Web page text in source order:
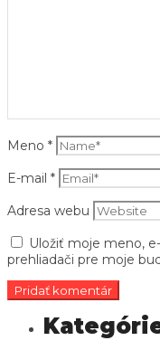
Meno *
E-mail *
Adresa webu
Uložiť moje meno,
prehliadači pre moje